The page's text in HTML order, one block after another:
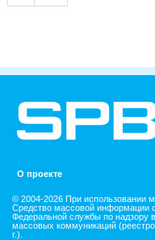
О проекте
© 2004-2026 При использовании
Средство массовой информации
Федеральной службы по надзору
массовых коммуникаций
г.).